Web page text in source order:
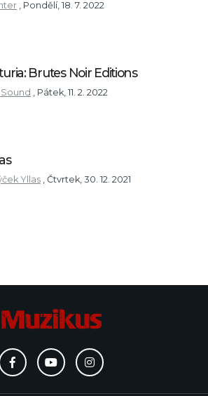
Pondělí, 18. 7. 2022
Brutes Noir Editions
Sound Pátek, 11. 2. 2022
Yllas Čtvrtek, 30. 12. 2021